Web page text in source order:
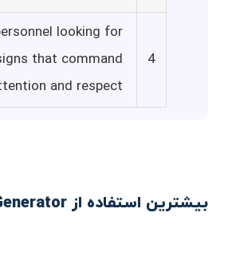
4
looking for
that command
and respect
بیشترین استفاده از Call Sign Generator